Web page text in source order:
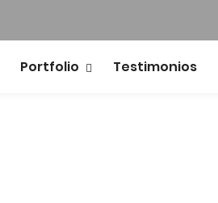
Portfolio Testimonios